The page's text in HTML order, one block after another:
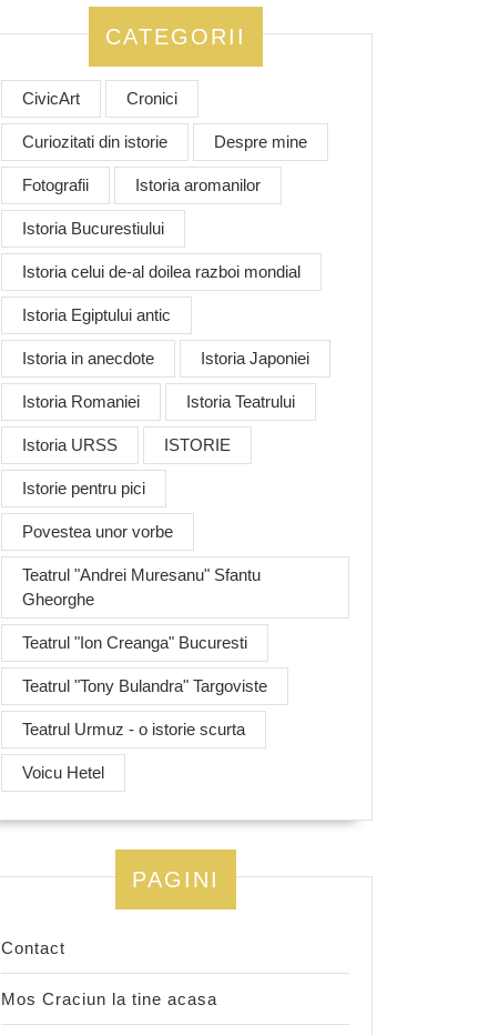
CATEGORII
CivicArt Cronici
Curiozitati din istorie Despre mine
Fotografii Istoria aromanilor
Istoria Bucurestiului
Istoria celui de-al doilea razboi mondial
Istoria Egiptului antic
Istoria in anecdote Istoria Japoniei
Istoria Romaniei Istoria Teatrului
Istoria URSS ISTORIE
Istorie pentru pici
Povestea unor vorbe
Teatrul "Andrei Muresanu" Sfantu
Gheorghe
Teatrul "Ion Creanga" Bucuresti
Teatrul "Tony Bulandra" Targoviste
Teatrul Urmuz - o istorie scurta
Voicu Hetel
PAGINI
Contact
Mos Craciun la tine acasa